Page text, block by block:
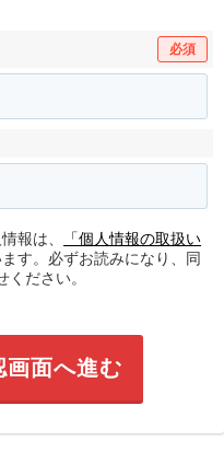
必須
報は、
「個人情報の取扱い
す。必ずお読みになり、同
ださい。
画面へ進む